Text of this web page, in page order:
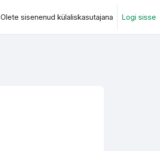
Olete sisenenud külaliskasutajana Logi sisse